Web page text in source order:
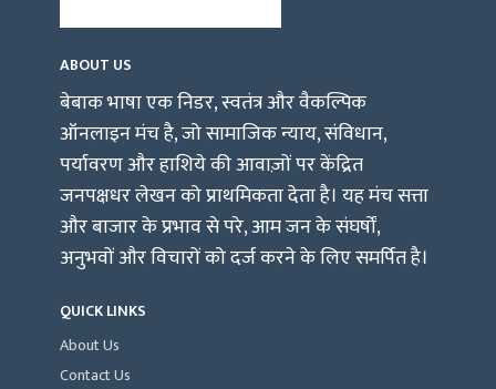
ABOUT US
बेबाक भाषा एक निडर, स्वतंत्र और वैकल्पिक
ऑनलाइन मंच है, जो सामाजिक न्याय, संविधान,
पर्यावरण और हाशिये की आवाज़ों पर केंद्रित
जनपक्षधर लेखन को प्राथमिकता देता है। यह मंच सत्ता
और बाजार के प्रभाव से परे, आम जन के संघर्षों,
अनुभवों और विचारों को दर्ज करने के लिए समर्पित है।
QUICK LINKS
About Us
Contact Us